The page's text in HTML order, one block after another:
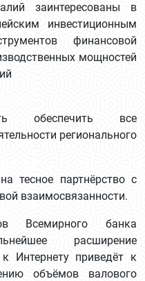
заинтересованы в
инвестиционным
финансовой
мощностей
обеспечить все
регионального
тесное партнёрство с
взаимосвязанности.
Всемирного банка
расширение
Интернету приведёт к
объёмов валового